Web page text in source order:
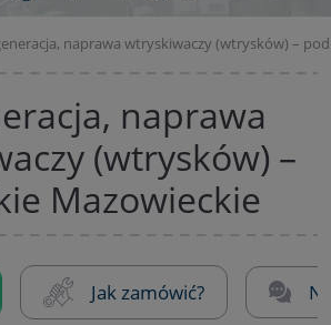
naprawa wtryskiwaczy (wtrysków) –
naprawa
(wtrysków) –
Mazowieckie
Jak zamówić?